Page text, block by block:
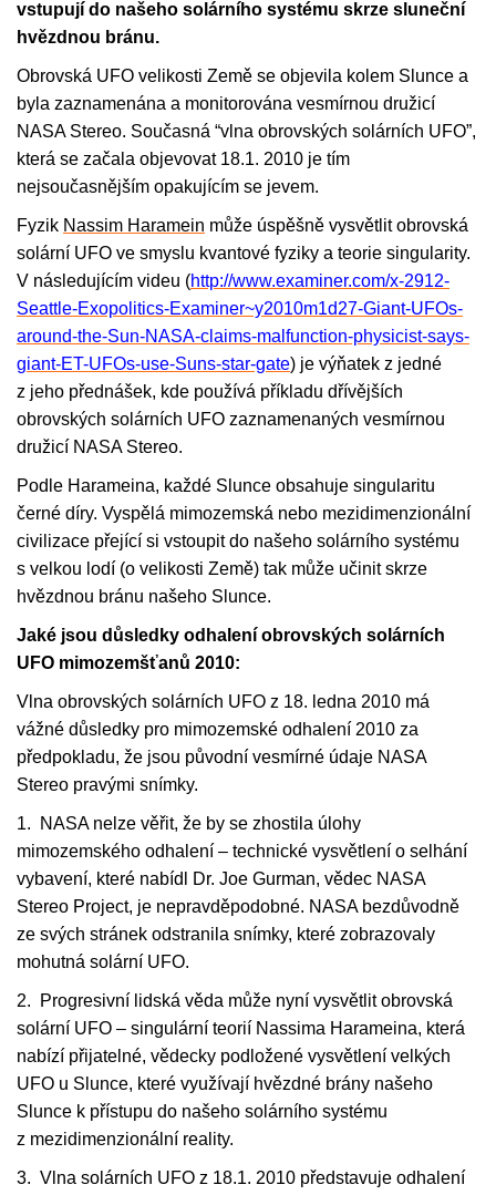
vstupují do našeho solárního systému skrze sluneční
hvězdnou bránu.
Obrovská UFO velikosti Země se objevila kolem Slunce a
byla zaznamenána a monitorována vesmírnou družicí
NASA Stereo. Současná “vlna obrovských solárních UFO”,
která se začala objevovat 18.1. 2010 je tím
nejsoučasnějším opakujícím se jevem.
Fyzik Nassim Haramein může úspěšně vysvětlit obrovská
solární UFO ve smyslu kvantové fyziky a teorie singularity.
V následujícím videu (http://www.examiner.com/x-2912-
Seattle-Exopolitics-Examiner~y2010m1d27-Giant-UFOs-
around-the-Sun-NASA-claims-malfunction-physicist-says-
giant-ET-UFOs-use-Suns-star-gate) je výňatek z jedné
z jeho přednášek, kde používá příkladu dřívějších
obrovských solárních UFO zaznamenaných vesmírnou
družicí NASA Stereo.
Podle Harameina, každé Slunce obsahuje singularitu
černé díry. Vyspělá mimozemská nebo mezidimenzionální
civilizace přející si vstoupit do našeho solárního systému
s velkou lodí (o velikosti Země) tak může učinit skrze
hvězdnou bránu našeho Slunce.
Jaké jsou důsledky odhalení obrovských solárních
UFO mimozemšťanů 2010:
Vlna obrovských solárních UFO z 18. ledna 2010 má
vážné důsledky pro mimozemské odhalení 2010 za
předpokladu, že jsou původní vesmírné údaje NASA
Stereo pravými snímky.
1. NASA nelze věřit, že by se zhostila úlohy
mimozemského odhalení – technické vysvětlení o selhání
vybavení, které nabídl Dr. Joe Gurman, vědec NASA
Stereo Project, je nepravděpodobné. NASA bezdůvodně
ze svých stránek odstranila snímky, které zobrazovaly
mohutná solární UFO.
2. Progresivní lidská věda může nyní vysvětlit obrovská
solární UFO – singulární teorií Nassima Harameina, která
nabízí přijatelné, vědecky podložené vysvětlení velkých
UFO u Slunce, které využívají hvězdné brány našeho
Slunce k přístupu do našeho solárního systému
z mezidimenzionální reality.
3. Vlna solárních UFO z 18.1. 2010 představuje odhalení